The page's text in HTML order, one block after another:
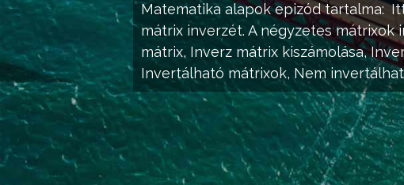
Matematika alapokepizód tartalma:
mátrix inverzét. A négyzetesmátrixok
mátrix, Inverz mátrix kiszámolása,
Invertálható mátrixok, Nem